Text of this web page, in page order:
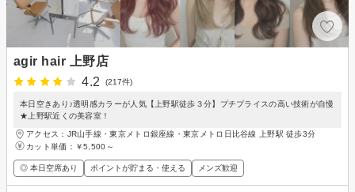
agir hair 上野店
4.2
(217件)
本日空きあり♪透明感カラーが人気【上野駅徒歩３分】プチプライスの高い技術が自慢
★上野駅近くの美容室！
アクセス：JR山手線・東京メトロ銀座線・東京メトロ日比谷線 上野駅 徒歩3分
カット単価： ￥5,500～
◎ 本日空席あり ポイントが貯まる・使える メンズ歓迎